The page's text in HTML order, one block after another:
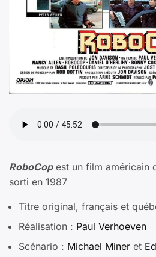
RoboCopest un film américain
sorti en 1987
Titre original, français et
Réalisation : Paul Verhoeven
Scénario : Michael Miner et